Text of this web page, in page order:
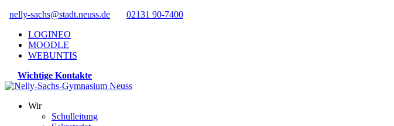
nelly-sachs@stadt.neuss.de
02131 90-7400
LOGINEO
MOODLE
WEBUNTIS
Wichtige Kontakte
Wir
Schulleitung